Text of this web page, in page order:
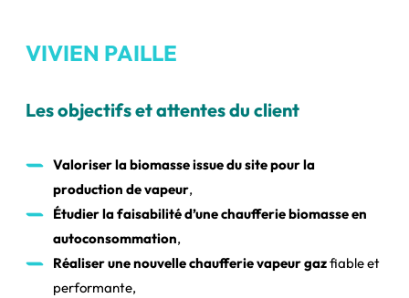
VIVIEN PAILLE
Les objectifs et attentes du client
Valoriser la biomasse issue du site pour la
production de vapeur,
Étudier la faisabilité d’une chaufferie biomasse en
autoconsommation,
Réaliser une nouvelle chaufferie vapeur gazfiable et
performante,